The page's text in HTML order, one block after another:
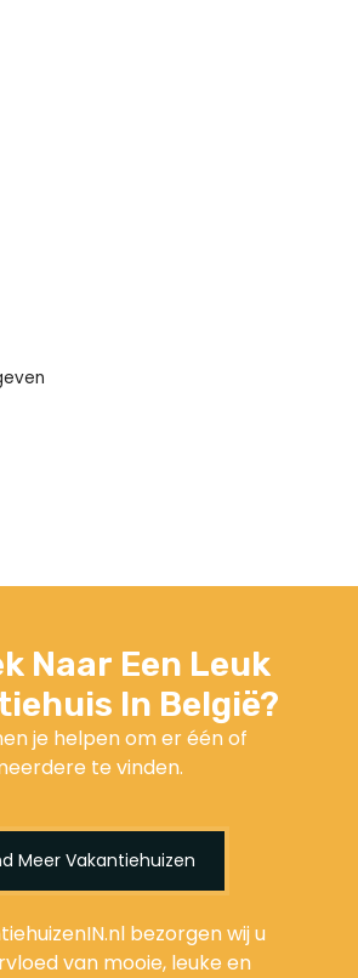
Naar Een Leuk
In België?
je helpen om er één of
te vinden.
Meer Vakantiehuizen
bezorgen wij u
van mooie, leuke en